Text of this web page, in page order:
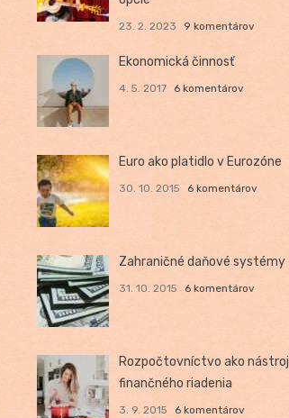
23. 2. 2023 9 komentárov
Ekonomická činnosť
4. 5. 2017 6 komentárov
Euro ako platidlo v Eurozóne
30. 10. 2015 6 komentárov
Zahraničné daňové systémy
31. 10. 2015 6 komentárov
Rozpočtovníctvo ako nástroj
finančného riadenia
3. 9. 2015 6 komentárov